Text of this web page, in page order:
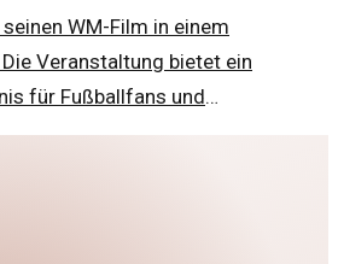
WM-Film in einem
Veranstaltung bietet ein
für Fußballfans und